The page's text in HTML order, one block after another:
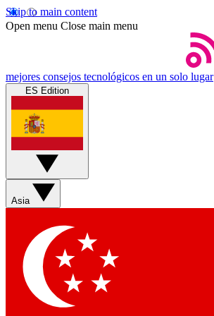
Skip to main content
Open menu Close main menu
mejores consejos tecnológicos en un solo lugar
ES Edition
Asia